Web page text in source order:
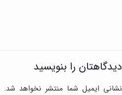
دیدگاهتان را بنویسید
نشانی ایمیل شما منتشر نخواهد شد.